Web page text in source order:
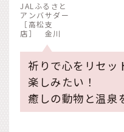
JALふるさと
アンバサダー
［高松支
店］ 金川
祈りで心をリセッ
楽しみたい！
癒しの動物と温泉